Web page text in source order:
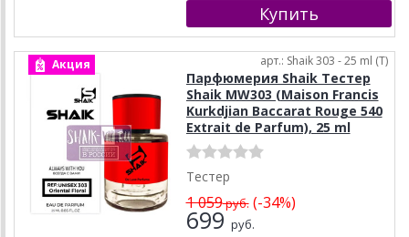
Акция арт.: Shaik 303 - 25 ml (T)
Парфюмерия Shaik Тестер
Shaik MW303 (Maison Francis
Kurkdjian Baccarat Rouge 540
Extrait de Parfum), 25 ml
Тестер
1 059руб.(-34%)
699 руб.